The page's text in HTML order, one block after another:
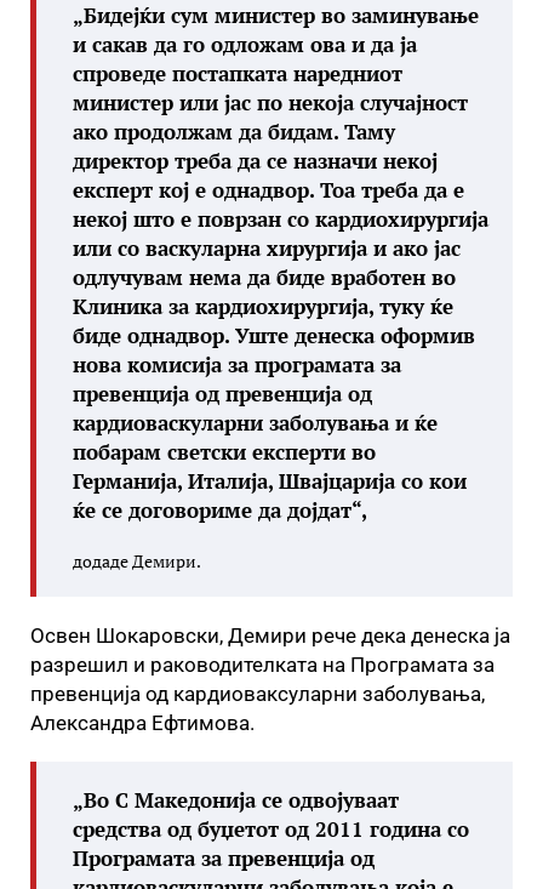
„Бидејќи сум министер во заминување
и сакав да го одложам ова и да ја
спроведе постапката наредниот
министер или јас по некоја случајност
ако продолжам да бидам. Таму
директор треба да се назначи некој
експерт кој е однадвор. Тоа треба да е
некој што е поврзан со кардиохирургија
или со васкуларна хирургија и ако јас
одлучувам нема да биде вработен во
Клиника за кардиохирургија, туку ќе
биде однадвор. Уште денеска оформив
нова комисија за програмата за
превенција од превенција од
кардиоваскуларни заболувања и ќе
побарам светски експерти во
Германија, Италија, Швајцарија со кои
ќе се договориме да дојдат“,
додаде Демири.
Освен Шокаровски, Демири рече дека денеска ја
разрешил и раководителката на Програмата за
превенција од кардиоваксуларни заболувања,
Александра Ефтимова.
„Во С Македонија се одвојуваат
средства од буџетот од 2011 година со
Програмата за превенција од